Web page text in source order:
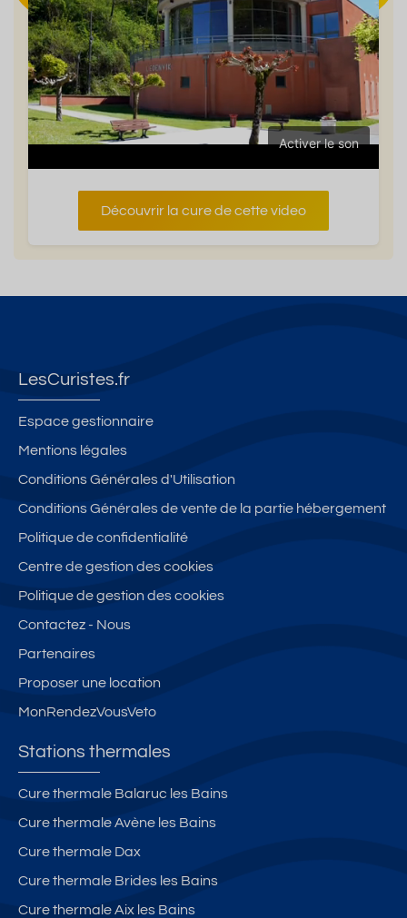
Activer le son
Découvrir la cure de cette video
LesCuristes.fr
Espace gestionnaire
Mentions légales
Conditions Générales d'Utilisation
Conditions Générales de vente de la partie hébergement
Politique de confidentialité
Centre de gestion des cookies
Politique de gestion des cookies
Contactez - Nous
Partenaires
Proposer une location
MonRendezVousVeto
Stations thermales
Cure thermale Balaruc les Bains
Cure thermale Avène les Bains
Cure thermale Dax
Cure thermale Brides les Bains
Cure thermale Aix les Bains